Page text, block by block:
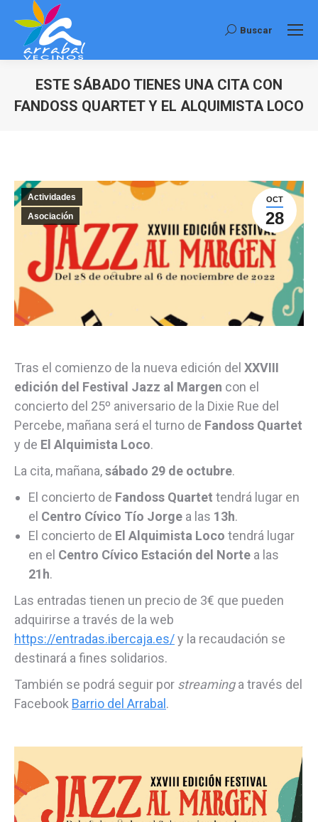
Buscar:
Buscar
ESTE SÁBADO TIENES UNA CITA CON
FANDOSS QUARTET Y EL ALQUIMISTA LOCO
OCT
28
Actividades
Asociación
Tras el comienzo de la nueva edición del XXVIII
edición del Festival Jazz al Margen con el
concierto del 25º aniversario de la Dixie Rue del
Percebe, mañana será el turno de Fandoss Quartet
y de El Alquimista Loco.
La cita, mañana,sábado 29 de octubre.
El concierto de Fandoss Quartet tendrá lugar en
el Centro Cívico Tío Jorge a las 13h.
El concierto de El Alquimista Loco tendrá lugar
en el Centro Cívico Estación del Norte a las
21h.
Las entradas tienen un precio de 3€ que pueden
adquirirse a través de la web
https://entradas.ibercaja.es/y la recaudación se
destinará a fines solidarios.
También se podrá seguir por streaminga través del
Facebook Barrio del Arrabal .